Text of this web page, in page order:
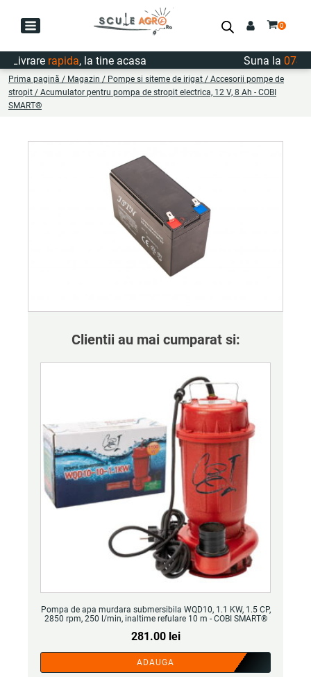
rapida, la tine acasa Suna la
Prima pagină / Magazin / Pompe si siteme de irigat / Accesorii pompe de
stropit / Acumulator pentru pompa de stropit electrica, 12 V, 8 Ah - COBI
SMART®
Clientii au mai cumparat si:
Pompa de apa murdara submersibila WQD10, 1.1 KW, 1.5 CP,
2850 rpm, 250 l/min, inaltime refulare 10 m - COBI SMART®
281.00 lei
ADAUGA